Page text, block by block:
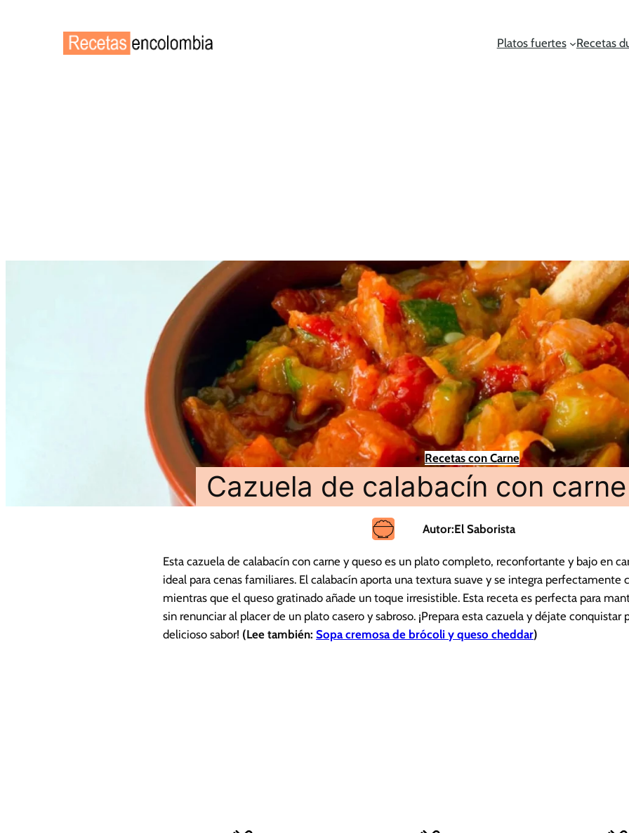
Platos fuertes Recetas
Recetas con Carne
Cazuela de calabacín con
Autor:El Saborista
Esta cazuela de calabacín con carne y queso es un plato completo, reconfortante y bajo en
ideal para cenas familiares. El calabacín aporta una textura suave y se integra perfectamente
mientras que el queso gratinado añade un toque irresistible. Esta receta es perfecta para
sin renunciar al placer de un plato casero y sabroso. ¡Prepara esta cazuela y déjate conquistar
delicioso sabor! (Lee también: Sopa cremosa de brócoli y queso cheddar)